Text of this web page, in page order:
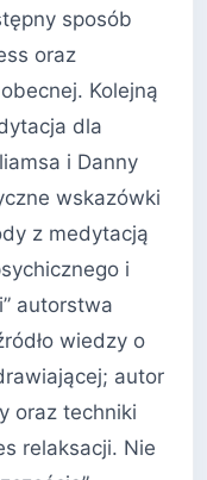
sposób
oraz
Kolejną
dla
i Danny
wskazówki
z medytacją
i
autorstwa
wiedzy o
autor
oraz techniki
relaksacji. Nie